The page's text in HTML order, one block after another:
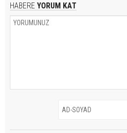
HABERE YORUM KAT